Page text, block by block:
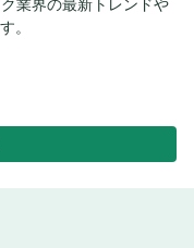
業界の最新トレンドや
。